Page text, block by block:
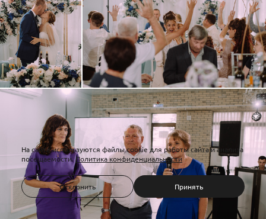
На сайте используются файлы cookie для работы сайта и анализа
посещаемости.Политика конфиденциальности
Отклонить Принять